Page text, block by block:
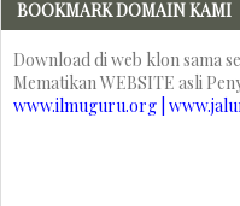
BOOKMARK DOMAIN KAMI
Download di web klon sama
Mematikan WEBSITE asli
www.ilmuguru.org |